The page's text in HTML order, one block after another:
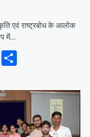
एवं राष्ट्रबोध के आलोक
में…
X